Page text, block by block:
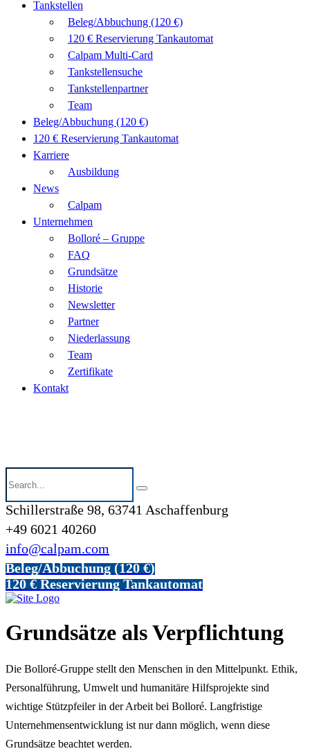
Tankstellen
Beleg/Abbuchung (120 €)
120 € Reservierung Tankautomat
Calpam Multi-Card
Tankstellensuche
Tankstellenpartner
Team
Beleg/Abbuchung (120 €)
120 € Reservierung Tankautomat
Karriere
Ausbildung
News
Calpam
Unternehmen
Bolloré – Gruppe
FAQ
Grundsätze
Historie
Newsletter
Partner
Niederlassung
Team
Zertifikate
Kontakt
Schillerstraße 98, 63741 Aschaffenburg
+49 6021 40260
info@calpam.com
Beleg/Abbuchung (120 €)
120 € Reservierung Tankautomat
Grundsätze als Verpflichtung
Die Bolloré-Gruppe stellt den Menschen in den Mittelpunkt. Ethik,
Personalführung, Umwelt und humanitäre Hilfsprojekte sind
wichtige Stützpfeiler in der Arbeit bei Bolloré. Langfristige
Unternehmensentwicklung ist nur dann möglich, wenn diese
Grundsätze beachtet werden.